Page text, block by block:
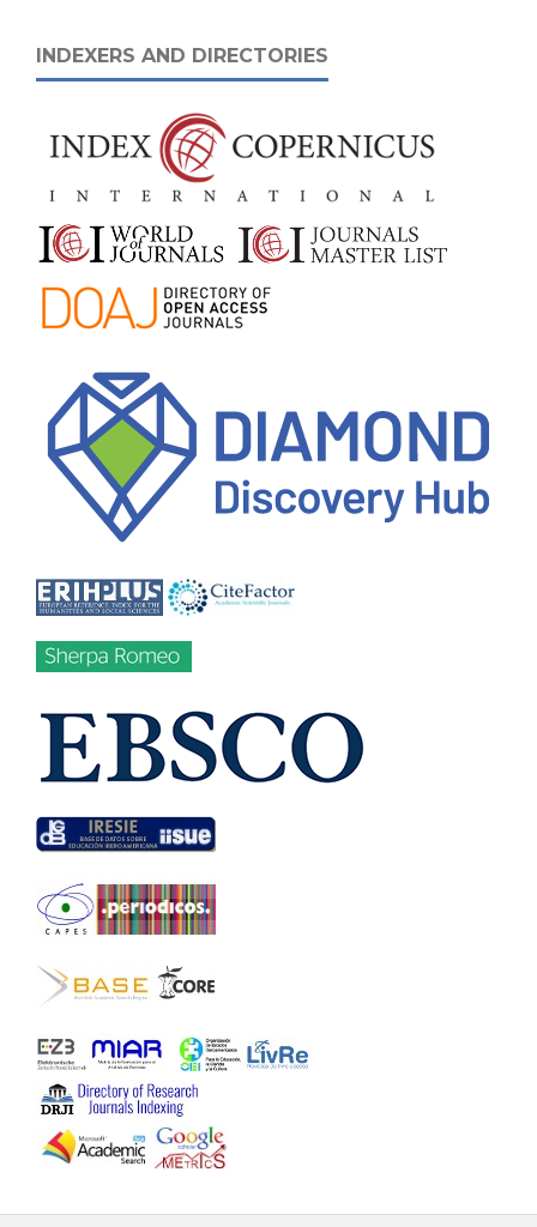
INDEXERS AND DIRECTORIES